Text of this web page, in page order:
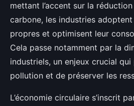
mettant l’accent sur la réduction
carbone, les industries
propres et optimisent leur
Cela passe notamment par la
industriels, un enjeux crucial
pollution et de préserver les
L’économie circulaire s’inscrit